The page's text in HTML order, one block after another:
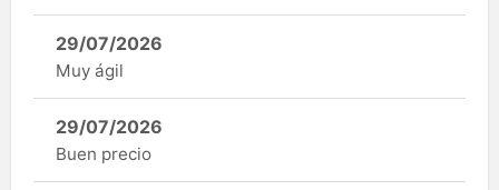
29/07/2026
Muy ágil
29/07/2026
Buen precio